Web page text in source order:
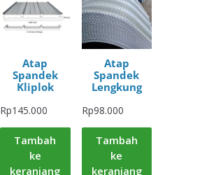
Atap
Spandek
Kliplok
Rp145.000
Tambah
ke
keranjang
Atap
Spandek
Lengkung
Rp98.000
Tambah
ke
keranjang